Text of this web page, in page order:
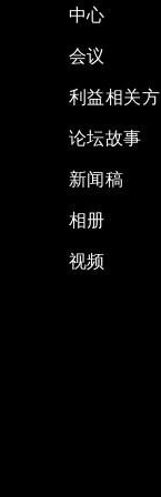
中心
会议
利益相关方
论坛故事
新闻稿
相册
视频